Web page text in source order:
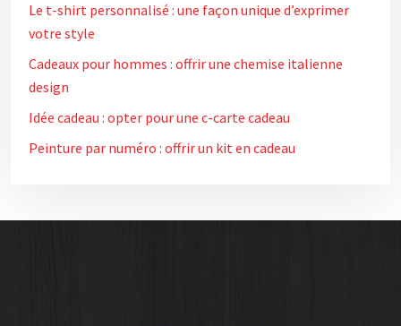
Le t-shirt personnalisé : une façon unique d’exprimer
votre style
Cadeaux pour hommes : offrir une chemise italienne
design
Idée cadeau : opter pour une c-carte cadeau
Peinture par numéro : offrir un kit en cadeau